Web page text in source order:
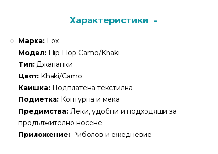
нас
Контакти
Поръчка
доставка
Връщане
Характеристики
Марка: Fox
Модел: Flip Flop Camo/Khaki
Тип: Джапанки
Цвят: Khaki/Camo
Каишка: Подплатена текстилна
Подметка: Контурна и мека
Предимства: Леки, удобни и подходящи за
продължително носене
Приложение: Риболов и ежедневие